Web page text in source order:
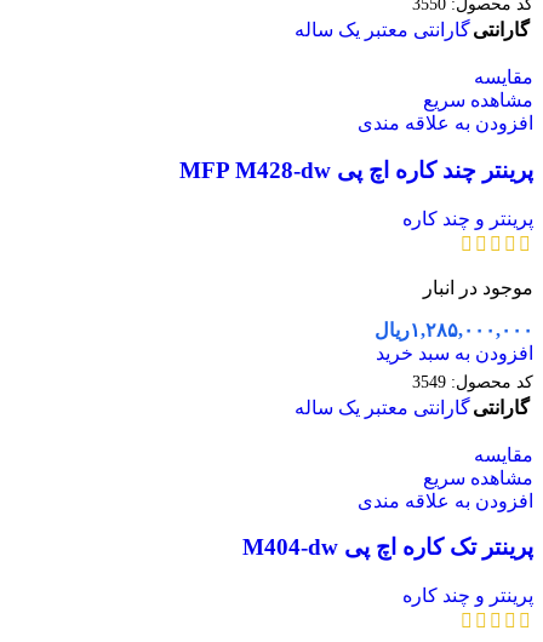
گارانتیگارانتی معتبر یک ساله
مقایسه
مشاهده سریع
افزودن به علاقه مندی
پرینتر چند کاره اچ پی MFP M428-dw
پرینتر و چند کاره
موجود در انبار
۱,۲۸۵,۰۰۰,۰۰۰ریال
افزودن به سبد خرید
کد محصول: 3549
گارانتیگارانتی معتبر یک ساله
مقایسه
مشاهده سریع
افزودن به علاقه مندی
پرینتر تک کاره اچ پی M404-dw
پرینتر و چند کاره